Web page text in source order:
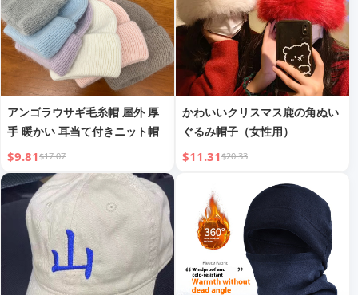
アンゴラウサギ毛糸帽 屋外 厚
手 暖かい 耳当て付きニット帽
$9.81$17.07
かわいいクリスマス鹿の角ぬい
ぐるみ帽子（女性用）
$11.31$20.33